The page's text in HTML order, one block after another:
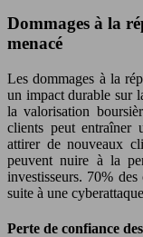
Dommages à la
menacé
Les dommages à la réputation liés aux cyberattaques peuvent avoir
un impact durable sur
la valorisation
clients peut entraîner
attirer de nouveaux
peuvent nuire à la
investisseurs. 70% des
suite à une
Perte de confiance